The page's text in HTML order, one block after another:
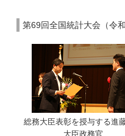
第69回全国統計大会（令
総務大臣表彰を授与する進
大臣政務官